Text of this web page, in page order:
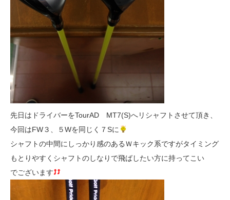
先日はドライバーをTourAD MT7(S)へリシャフトさせて頂き、
今回はFW３、５Wを同じく７Sに
シャフトの中間にしっかり感のあるＷキック系ですがタイミング
もとりやすくシャフトのしなりで飛ばしたい方に持ってこい
でございます